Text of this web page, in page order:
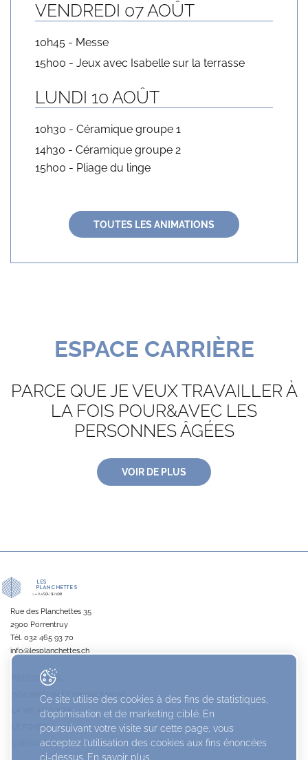
VENDREDI 07 AOÛT
10h45 - Messe
15h00 - Jeux avec Isabelle sur la terrasse
LUNDI 10 AOÛT
10h30 - Céramique groupe 1
14h30 - Céramique groupe 2
15h00 - Pliage du linge
TOUTES LES ANIMATIONS
ESPACE CARRIÈRE
PARCE QUE JE VEUX TRAVAILLER À
LA FOIS POUR&AVEC LES
PERSONNES ÂGÉES
VOIR DE PLUS
Rue des Planchettes 35
2900 Porrentruy
Tél. 032 465 93 70
info@lesplanchettes.ch
PRESTATIONS
INSCRIPTION ET FINANCEMENT
LA VIE AU FOYER
LE FOYER
CONTACT
Ce site utilise des cookies à des fins de statistiques,
d’optimisation et de marketing ciblé. En
poursuivant votre visite sur cette page, vous
acceptez l’utilisation des cookies aux fins énoncées
ci-dessus. En savoir plus.